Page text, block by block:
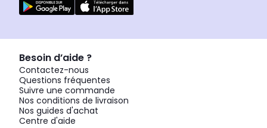
Besoin d’aide ?
Contactez-nous
Questions fréquentes
Suivre une commande
Nos conditions de livraison
Nos guides d'achat
Centre d'aide